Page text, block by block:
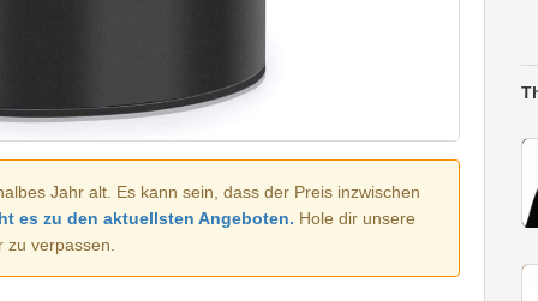
Jahr alt. Es kann sein, dass der Preis inzwischen
es zu den aktuellsten Angeboten. Hole dir unsere
verpassen.